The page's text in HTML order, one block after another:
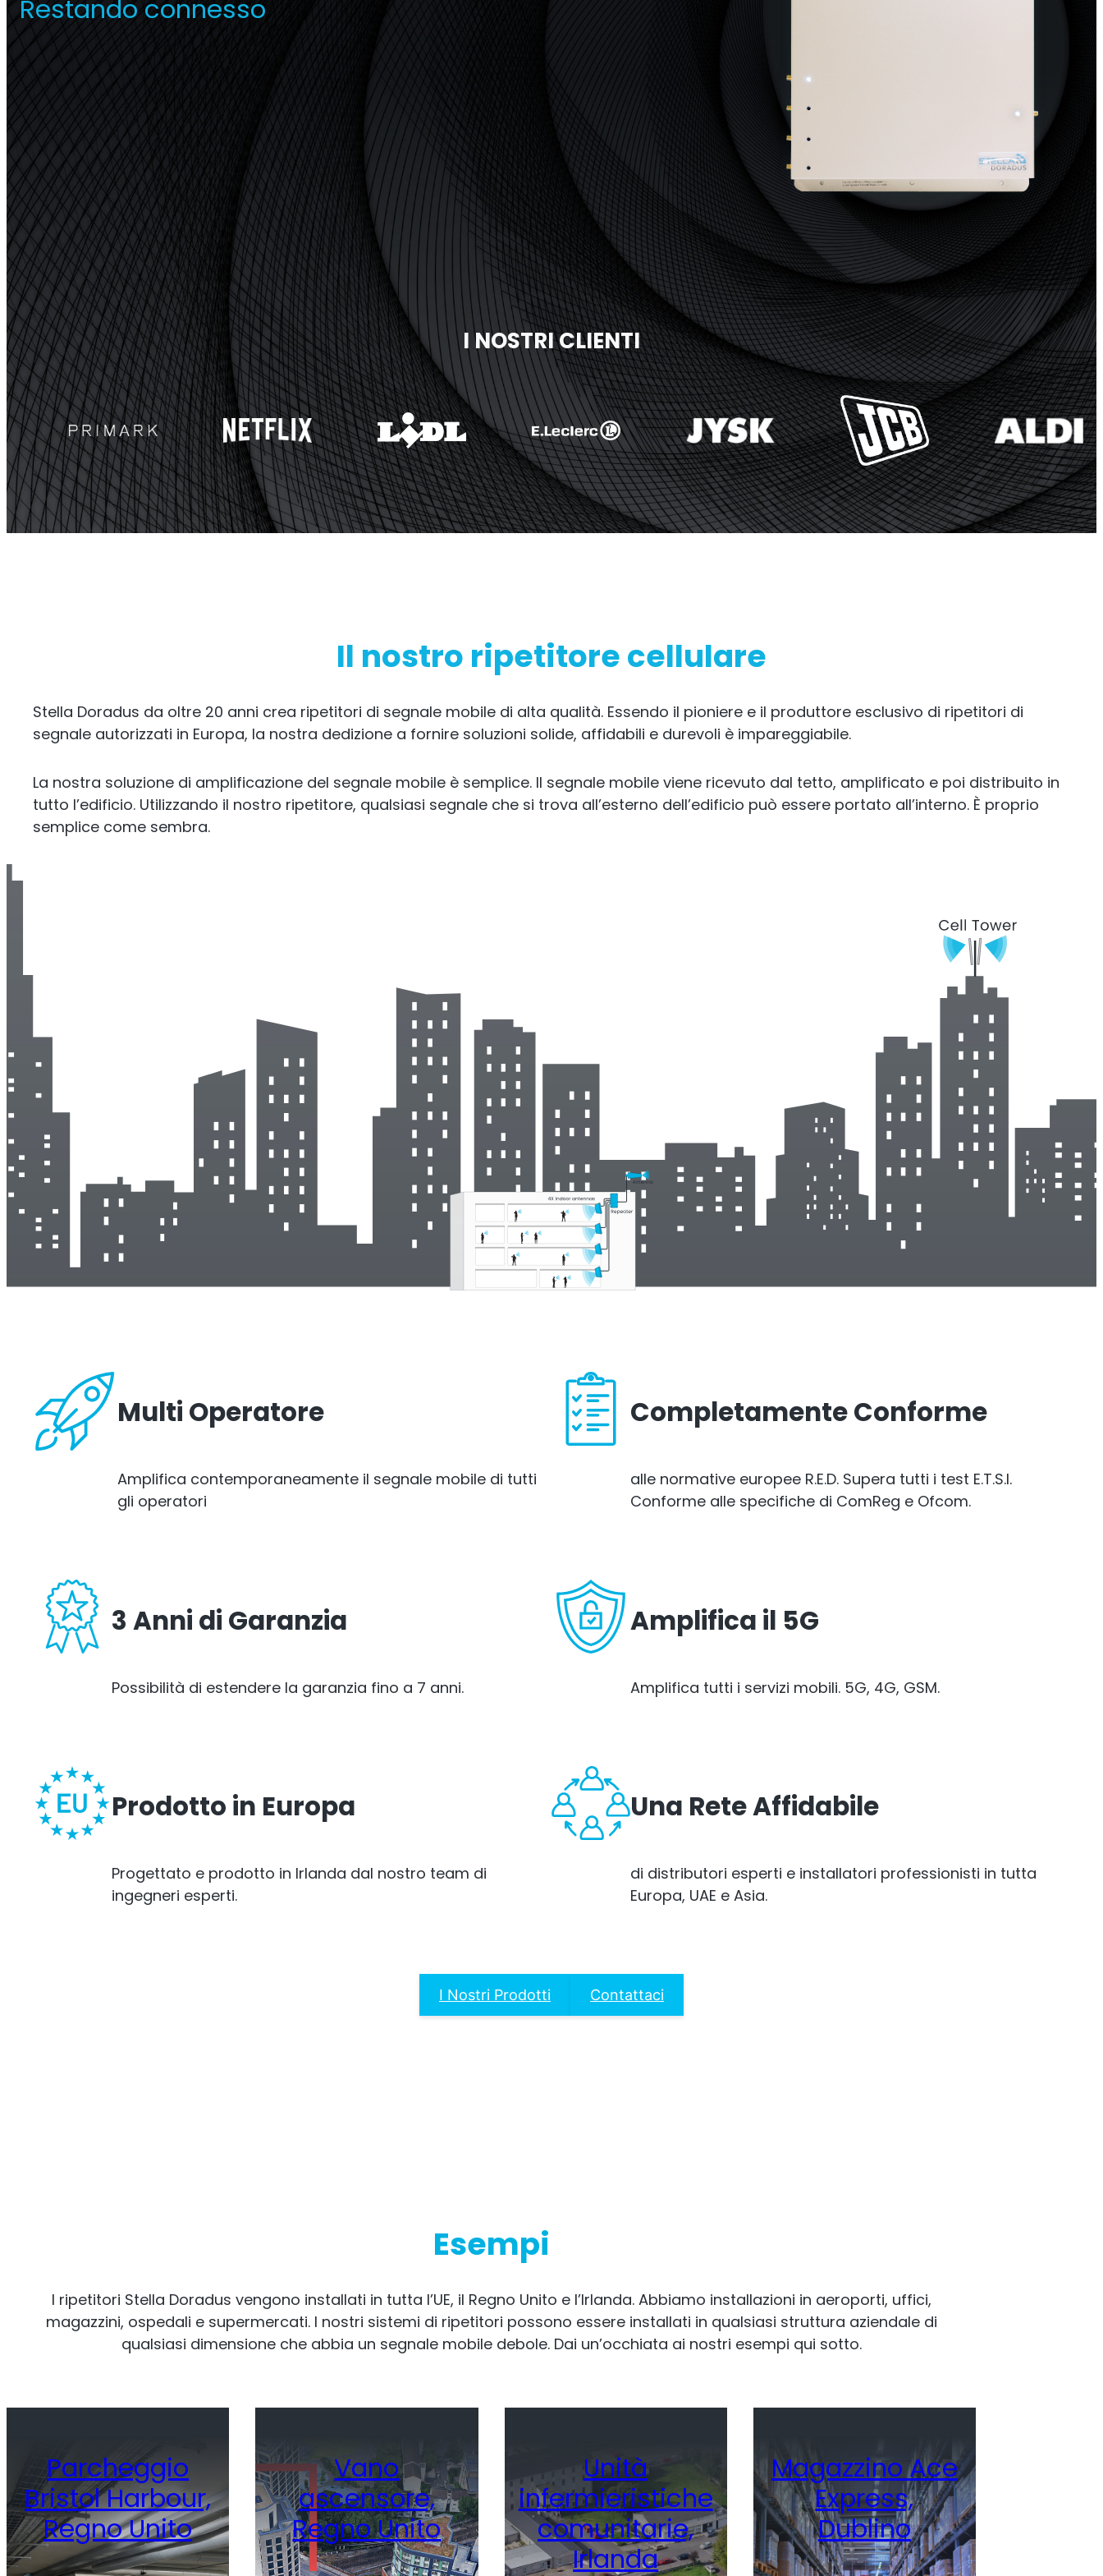
Ripetitore Titan
Ripetitore commerciale
multioperatore
Pianificatore di installazione
Sentinel
Monitor del rumore del segnale
in uplink.
Ripetitore OCTO
Regno Unito e Irlanda.
Ripetitore commerciale
RouterAmp
Amplificazione del segnale
verso il router.
StellaControl
Monitoraggio remoto
Restando connesso
I NOSTRI CLIENTI
Il nostro ripetitore cellulare
Stella Doradus da oltre 20 anni crea ripetitori di segnale mobile di alta qualità. Essendo il pioniere e il produttore esclusivo di ripetitori di
segnale autorizzati in Europa, la nostra dedizione a fornire soluzioni solide, affidabili e durevoli è impareggiabile.
La nostra soluzione di amplificazione del segnale mobile è semplice. Il segnale mobile viene ricevuto dal tetto, amplificato e poi distribuito in
tutto l’edificio. Utilizzando il nostro ripetitore, qualsiasi segnale che si trova all’esterno dell’edificio può essere portato all’interno. È proprio
semplice come sembra.
Multi Operatore
Amplifica contemporaneamente il segnale mobile di tutti
gli operatori
Completamente Conforme
alle normative europee R.E.D. Supera tutti i test E.T.S.I.
Conforme alle specifiche di ComReg e Ofcom.
3 Anni di Garanzia
Possibilità di estendere la garanzia fino a 7 anni.
Amplifica il 5G
Amplifica tutti i servizi mobili. 5G, 4G, GSM.
Prodotto in Europa
Progettato e prodotto in Irlanda dal nostro team di
ingegneri esperti.
Una Rete Affidabile
di distributori esperti e installatori professionisti in tutta
Europa, UAE e Asia.
I Nostri Prodotti Contattaci
Esempi
I ripetitori Stella Doradus vengono installati in tutta l’UE, il Regno Unito e l’Irlanda. Abbiamo installazioni in aeroporti, uffici,
magazzini, ospedali e supermercati. I nostri sistemi di ripetitori possono essere installati in qualsiasi struttura aziendale di
qualsiasi dimensione che abbia un segnale mobile debole. Dai un’occhiata ai nostri esempi qui sotto.
Parcheggio
Bristol Harbour,
Regno Unito
Vano
ascensore,
Regno Unito
Unità
infermieristiche
comunitarie,
Irlanda
Magazzino Ace
Express,
Dublino